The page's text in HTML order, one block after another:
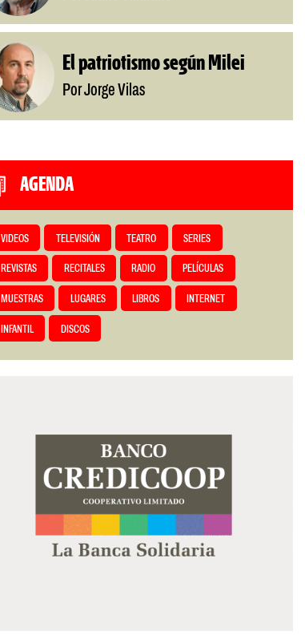
El patriotismo según Milei
Por Jorge Vilas
AGENDA
VIDEOS TELEVISIÓN TEATRO SERIES
REVISTAS RECITALES RADIO PELÍCULAS
MUESTRAS LUGARES LIBROS INTERNET
INFANTIL DISCOS